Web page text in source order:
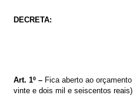
DECRETA:
Art. 1º – Fica aberto ao orçamento
vinte e dois mil e seiscentos reais)